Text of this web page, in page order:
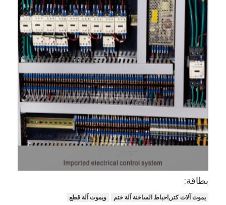
بطاقة:
يموت آلات كتر,احباط الساخنة آلة ختم
ويموت آلة قطع